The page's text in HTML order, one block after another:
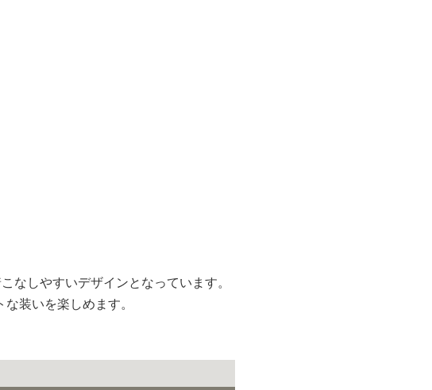
なしやすいデザインとなっています。
装いを楽しめます。